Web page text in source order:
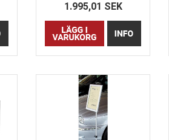
1.995,01 SEK